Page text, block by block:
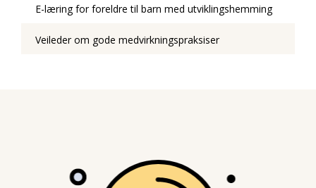
E-læring for foreldre til barn med utviklingshemming
Veileder om gode medvirkningspraksiser